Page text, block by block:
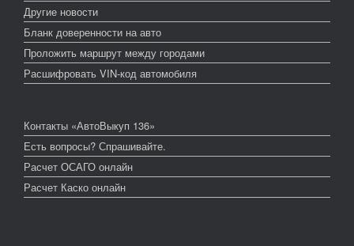
Другие новости
Бланк доверенности на авто
Проложить маршрут между городами
Расшифровать VIN-код автомобиля
Контакты «АвтоВыкуп 136»
Есть вопросы? Спрашивайте.
Расчет ОСАГО онлайн
Расчет Каско онлайн